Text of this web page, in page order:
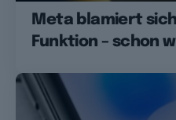
Meta blamiert
Funktion – schon